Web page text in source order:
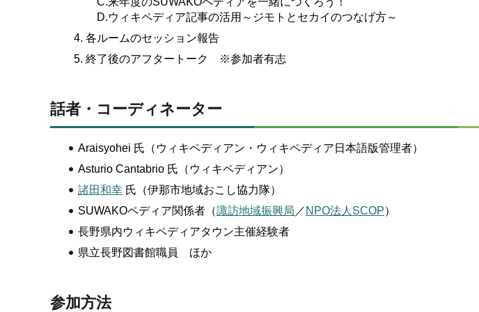
D.ウィキペディア記事の活用～ジモトとセカイのつなげ方～
各ルームのセッション報告
終了後のアフタートーク ※参加者有志
話者・コーディネーター
Araisyohei 氏（ウィキペディアン・ウィキペディア日本語版管理者）
Asturio Cantabrio 氏（ウィキペディアン）
諸田和幸 氏（伊那市地域おこし協力隊）
SUWAKOペディア関係者（諏訪地域振興局 ／ NPO法人SCOP）
長野県内ウィキペディアタウン主催経験者
県立長野図書館職員 ほか
参加方法